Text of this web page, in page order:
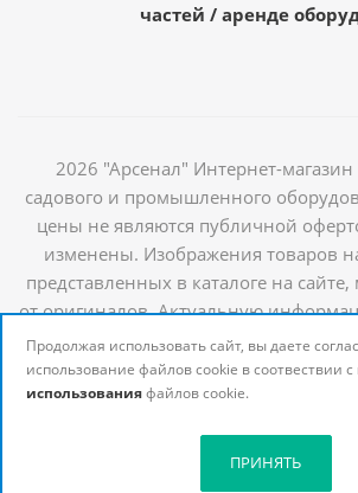
частей / аренде
2026 "Арсенал" Интернет-
садового и промышленного
цены не являются публичной
изменены. Изображения товаров
представленных в каталоге на сайте,
от оригиналов. Актуальную
наличии товаров можно
менеджеров
Продолжая использовать сайт, вы даете
использование файлов cookie в соотвествии с
использованияфайлов cookie.
ПРИНЯТЬ